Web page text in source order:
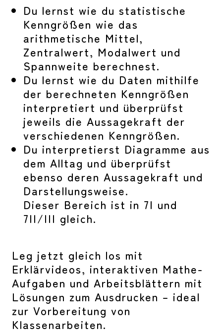
Du lernst wie du statistische
Kenngrößen wie das
arithmetische Mittel,
Zentralwert, Modalwert und
Spannweite berechnest.
Du lernst wie du Daten mithilfe
der berechneten Kenngrößen
interpretiert und überprüfst
jeweils die Aussagekraft der
verschiedenen Kenngrößen.
Du interpretierst Diagramme aus
dem Alltag und überprüfst
ebenso deren Aussagekraft und
Darstellungsweise.
Dieser Bereich ist in 7I und
7II/III gleich.
Leg jetzt gleich los mit
Erklärvideos, interaktiven Mathe-
Aufgaben und Arbeitsblättern mit
Lösungen zum Ausdrucken – ideal
zur Vorbereitung von
Klassenarbeiten.